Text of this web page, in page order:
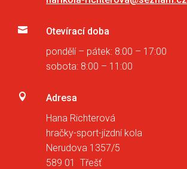

Otevírací doba
pondělí – pátek: 8:00 – 17:00
sobota: 8:00 – 11:00

Adresa
Hana Richterová
hračky-sport-jízdní kola
Nerudova 1357/5
589 01 Třešť